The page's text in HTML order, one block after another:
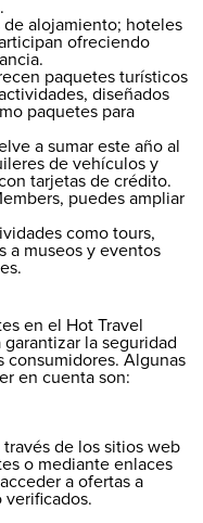
de alojamiento; hoteles
ofreciendo
paquetes turísticos
diseñados
paquetes para
a sumar este año al
de vehículos y
tarjetas de crédito.
, puedes ampliar
como tours,
a museos y eventos
en el Hot Travel
la seguridad
consumidores. Algunas
en cuenta son:
de los sitios web
o mediante enlaces
a ofertas a
verificados.